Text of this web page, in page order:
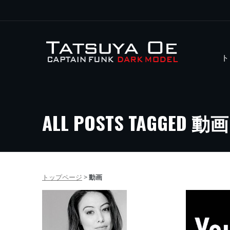
ALL POSTS TAGGED 動画
トップページ >動画